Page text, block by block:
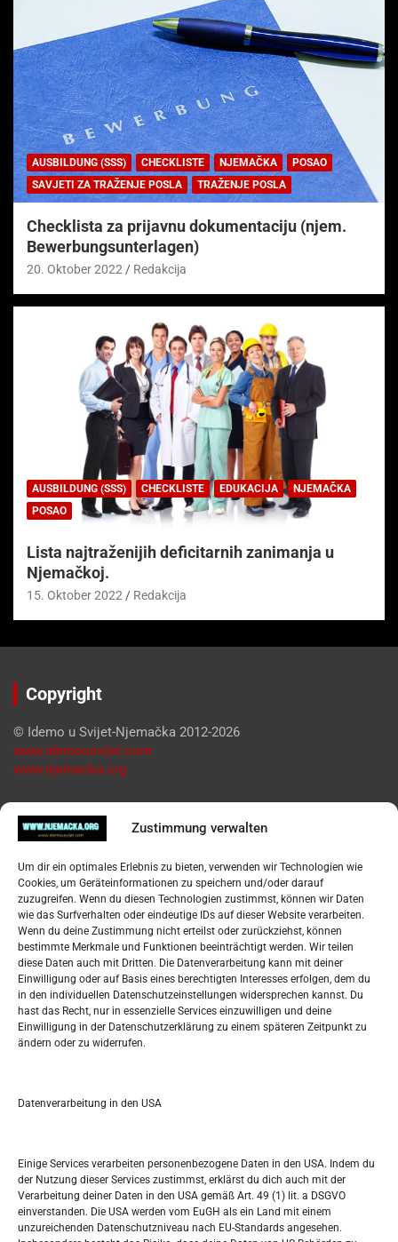
Zustimmung verwalten
Um dir ein optimales Erlebnis zu bieten, verwenden wir Technologien wie
Cookies, um Geräteinformationen zu speichern und/oder darauf
zuzugreifen. Wenn du diesen Technologien zustimmst, können wir Daten
wie das Surfverhalten oder eindeutige IDs auf dieser Website verarbeiten.
Wenn du deine Zustimmung nicht erteilst oder zurückziehst, können
bestimmte Merkmale und Funktionen beeinträchtigt werden. Wir teilen
diese Daten auch mit Dritten. Die Datenverarbeitung kann mit deiner
Einwilligung oder auf Basis eines berechtigten Interesses erfolgen, dem du
in den individuellen Datenschutzeinstellungen widersprechen kannst. Du
hast das Recht, nur in essenzielle Services einzuwilligen und deine
Einwilligung in der Datenschutzerklärung zu einem späteren Zeitpunkt zu
ändern oder zu widerrufen.
Datenverarbeitung in den USA
Einige Services verarbeiten personenbezogene Daten in den USA. Indem du
der Nutzung dieser Services zustimmst, erklärst du dich auch mit der
Verarbeitung deiner Daten in den USA gemäß Art. 49 (1) lit. a DSGVO
einverstanden. Die USA werden vom EuGH als ein Land mit einem
unzureichenden Datenschutzniveau nach EU-Standards angesehen.
AUSBILDUNG (SSS) CHECKLISTE NJEMAČKA
POSAO
SAVJETI ZA TRAŽENJE POSLA
TRAŽENJE POSLA
Checklista za prijavnu dokumentaciju (njem.
Bewerbungsunterlagen)
20. Oktober 2022 Redakcija
AUSBILDUNG (SSS) CHECKLISTE EDUKACIJA
NJEMAČKA
POSAO
Lista najtraženijih deficitarnih zanimanja u
Njemačkoj.
15. Oktober 2022 Redakcija
Copyright
© Idemo u Svijet-Njemačka 2012-2026
www.idemousvijet.com
www.njemacka.org
Pregled
Datenschutzerklärung
Widerufsbelehrung
Oglašavanje / Postavite svoj oglas
Tko je “Idemo u Svijet – Njemačka?
Pretražite stranicu:
S
APRIL 2019
M D M D F S
1 2 3 4 5 6